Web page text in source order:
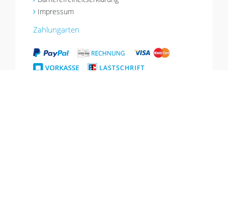
Impressum
Zahlungarten